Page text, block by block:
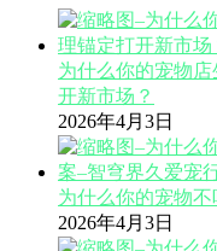
为什么你的宠物
开新市场？
2026年4月3日
为什么你的宠物
2026年4月3日